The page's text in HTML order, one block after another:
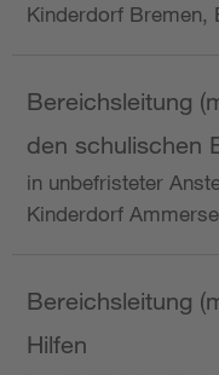
Kinderdorf Bremen,
Bereichsleitung
den schulischen
in unbefristeter
Kinderdorf
Bereichsleitung
Hilfen